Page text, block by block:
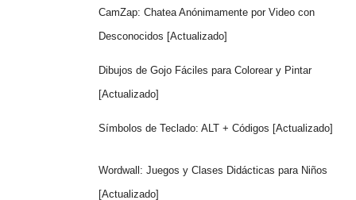
CamZap: Chatea Anónimamente por Video con
Desconocidos [Actualizado]
Dibujos de Gojo Fáciles para Colorear y Pintar
[Actualizado]
Símbolos de Teclado: ALT + Códigos [Actualizado]
Wordwall: Juegos y Clases Didácticas para Niños
[Actualizado]